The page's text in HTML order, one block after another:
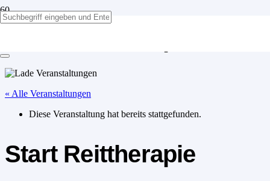
« Alle Veranstaltungen
Diese Veranstaltung hat bereits stattgefunden.
Start Reittherapie